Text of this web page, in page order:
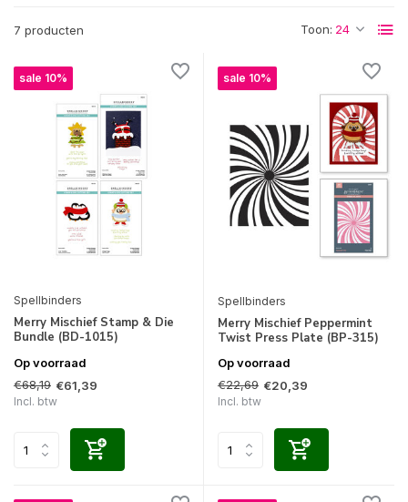
7 producten Toon:
sale 10%
Spellbinders
Merry Mischief Stamp & Die
Bundle (BD-1015)
Op voorraad
€68,19 €61,39
Incl. btw
sale 10%
Spellbinders
Merry Mischief Peppermint
Twist Press Plate (BP-315)
Op voorraad
€22,69 €20,39
Incl. btw